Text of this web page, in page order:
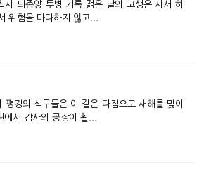
젊은 날의 고생은 사서 하
위험을 마다하지 않고...
서 감사의 공장이 활...